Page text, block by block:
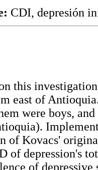
CDI, depresión
this
east of
were boys,
of Kovacs'
of depression's
of